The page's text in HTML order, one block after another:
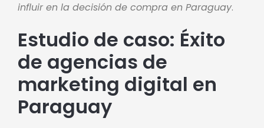
influir en la decisión de compra en Paraguay.
Estudio de caso: Éxito
de agencias de
marketing digital en
Paraguay